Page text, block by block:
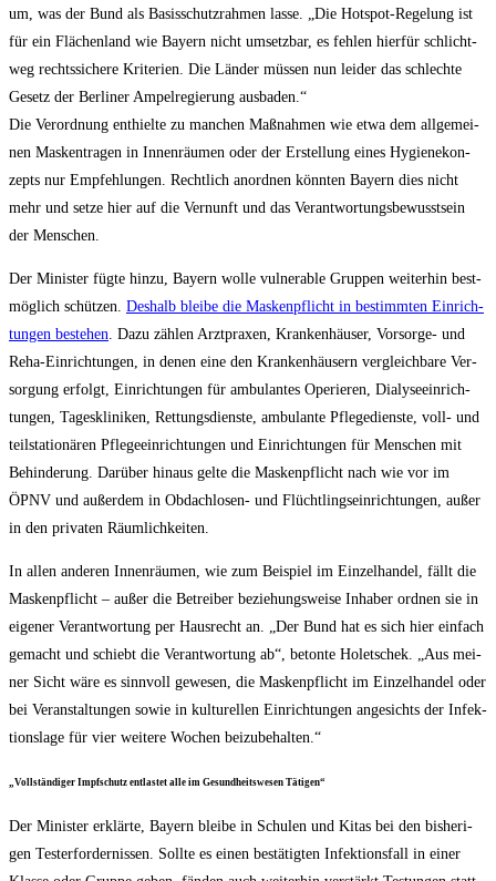
um, was der Bund als Basis­schutz­rah­men las­se. „Die Hot­spot-Rege­lung ist
für ein Flä­chen­land wie Bay­ern nicht umsetz­bar, es feh­len hier­für schlicht­
weg rechts­si­che­re Kri­te­ri­en. Die Län­der müs­sen nun lei­der das schlech­te
Gesetz der Ber­li­ner Ampel­re­gie­rung aus­ba­den.“
Die Ver­ord­nung ent­hiel­te zu man­chen Maß­nah­men wie etwa dem all­ge­mei­
nen Mas­ken­tra­gen in Innen­räu­men oder der Erstel­lung eines Hygie­ne­kon­
zepts nur Emp­feh­lun­gen. Recht­lich anord­nen könn­ten Bay­ern dies nicht
mehr und set­ze hier auf die Ver­nunft und das Ver­ant­wor­tungs­be­wusst­sein
der Menschen.
Der Minis­ter füg­te hin­zu, Bay­ern wol­le vul­nerable Grup­pen wei­ter­hin best­
mög­lich schüt­zen. Des­halb blei­be die Mas­ken­pflicht in bestimm­ten Ein­rich­
tun­gen bestehen . Dazu zäh­len Arzt­pra­xen, Kran­ken­häu­ser, Vor­sor­ge- und
Reha-Ein­rich­tun­gen, in denen eine den Kran­ken­häu­sern ver­gleich­ba­re Ver­
sor­gung erfolgt, Ein­rich­tun­gen für ambu­lan­tes Ope­rie­ren, Dia­ly­se­ein­rich­
tun­gen, Tages­kli­ni­ken, Ret­tungs­diens­te, ambu­lan­te Pfle­ge­diens­te, voll- und
teil­sta­tio­nä­ren Pfle­ge­ein­rich­tun­gen und Ein­rich­tun­gen für Men­schen mit
Behin­de­rung. Dar­über hin­aus gel­te die Mas­ken­pflicht nach wie vor im
ÖPNV und außer­dem in Obdach­lo­sen- und Flücht­lings­ein­rich­tun­gen, außer
in den pri­va­ten Räumlichkeiten.
In allen ande­ren Innen­räu­men, wie zum Bei­spiel im Ein­zel­han­del, fällt die
Mas­ken­pflicht – außer die Betrei­ber bezie­hungs­wei­se Inha­ber ord­nen sie in
eige­ner Ver­ant­wor­tung per Haus­recht an. „Der Bund hat es sich hier ein­fach
gemacht und schiebt die Ver­ant­wor­tung ab“, beton­te Holet­schek. „Aus mei­
ner Sicht wäre es sinn­voll gewe­sen, die Mas­ken­pflicht im Ein­zel­han­del oder
bei Ver­an­stal­tun­gen sowie in kul­tu­rel­len Ein­rich­tun­gen ange­sichts der Infek­
ti­ons­la­ge für vier wei­te­re Wochen beizubehalten.“
„Voll­stän­di­ger Impf­schutz ent­las­tet alle im Gesund­heits­we­sen Tätigen“
Der Minis­ter erklär­te, Bay­ern blei­be in Schu­len und Kitas bei den bis­he­ri­
gen Test­erfor­der­nis­sen. Soll­te es einen bestä­tig­ten Infek­ti­ons­fall in einer